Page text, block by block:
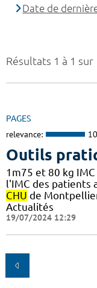
Résultats 1 à 1
PAGES
relevance:
Outils
1m75 et 80 kg
l'IMC des patients
CHU de
Actualités
19/07/2024 12:29
Date de